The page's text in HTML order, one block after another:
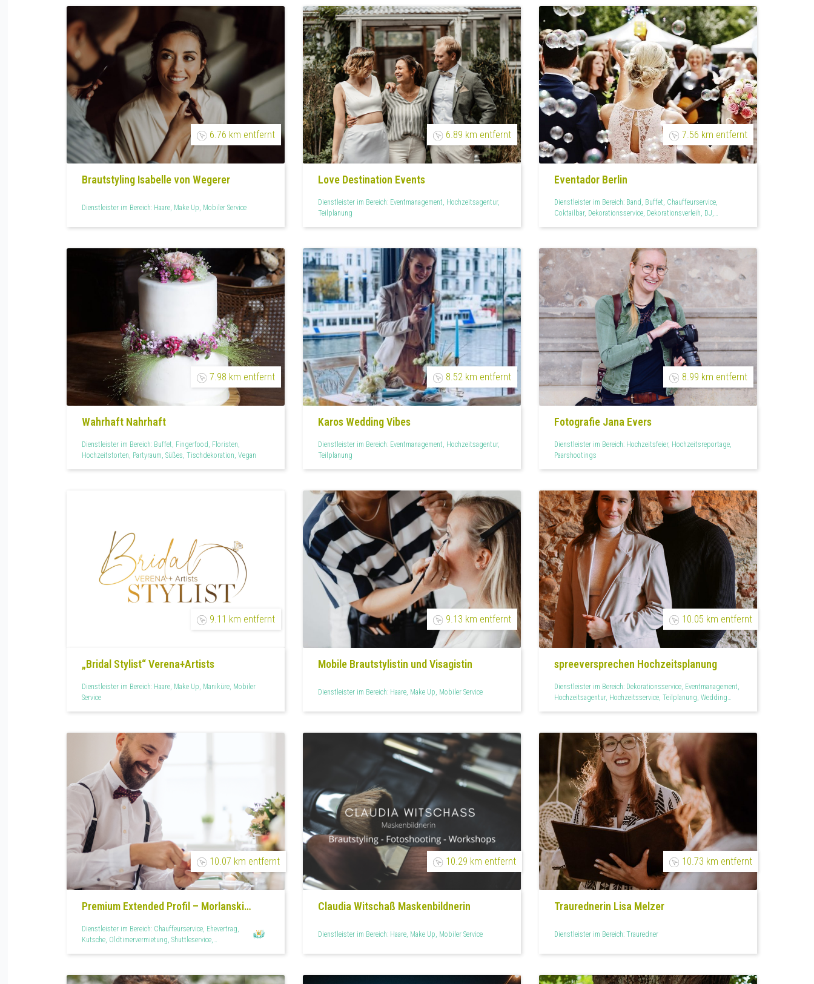
6.76 km entfernt
Brautstyling Isabelle von Wegerer
Dienstleister im Bereich: Haare, Make Up, Mobiler Service
6.89 km entfernt
Love Destination Events
Dienstleister im Bereich: Eventmanagement, Hochzeitsagentur,
Teilplanung
7.56 km entfernt
Eventador Berlin
Dienstleister im Bereich: Band, Buffet, Chauffeurservice,
Coktailbar, Dekorationsservice, Dekorationsverleih, DJ,
Hochzeitsreportage, Hochzeitsservice, Hochzeitstorten, Hotel,
Kinderanimation, Kinderbespaßung, Lichtdekoration,
Limousinenservice, Menükarten, Mietmöbel, Mietservice,
Outdoor, Outdoor und Garten, Paarshootings, Partyraum,
Personal, Personalisiertes, Raumdekoration, Restaurant,
Sängerin, Showact, Süßes, Teilplanung, Tischdekoration,
Tischkarten, Trauredner, Wedding Planner
7.98 km entfernt
Wahrhaft Nahrhaft
Dienstleister im Bereich: Buffet, Fingerfood, Floristen,
Hochzeitstorten, Partyraum, Süßes, Tischdekoration, Vegan
8.52 km entfernt
Karos Wedding Vibes
Dienstleister im Bereich: Eventmanagement, Hochzeitsagentur,
Teilplanung
8.99 km entfernt
Fotografie Jana Evers
Dienstleister im Bereich: Hochzeitsfeier, Hochzeitsreportage,
Paarshootings
9.11 km entfernt
„Bridal Stylist“ Verena+Artists
Dienstleister im Bereich: Haare, Make Up, Maniküre, Mobiler
Service
9.13 km entfernt
Mobile Brautstylistin und Visagistin
Dienstleister im Bereich: Haare, Make Up, Mobiler Service
10.05 km entfernt
spreeversprechen Hochzeitsplanung
Dienstleister im Bereich: Dekorationsservice, Eventmanagement,
Hochzeitsagentur, Hochzeitsservice, Teilplanung, Wedding
10.07 km entfernt
Premium Extended Profil – Morlanski
Hochzeiten
Dienstleister im Bereich: Chauffeurservice, Ehevertrag,
Kutsche, Oldtimervermietung, Shuttleservice,
10.29 km entfernt
Claudia Witschaß Maskenbildnerin
Dienstleister im Bereich: Haare, Make Up, Mobiler Service
10.73 km entfernt
Traurednerin Lisa Melzer
Dienstleister im Bereich: Trauredner